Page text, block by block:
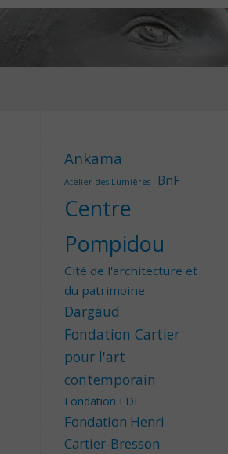
Ankama
Atelier des Lumières BnF
Centre
Pompidou
Cité de l'architecture et
du patrimoine
Dargaud
Fondation Cartier
pour l'art
contemporain
Fondation EDF
Fondation Henri
Cartier-Bresson